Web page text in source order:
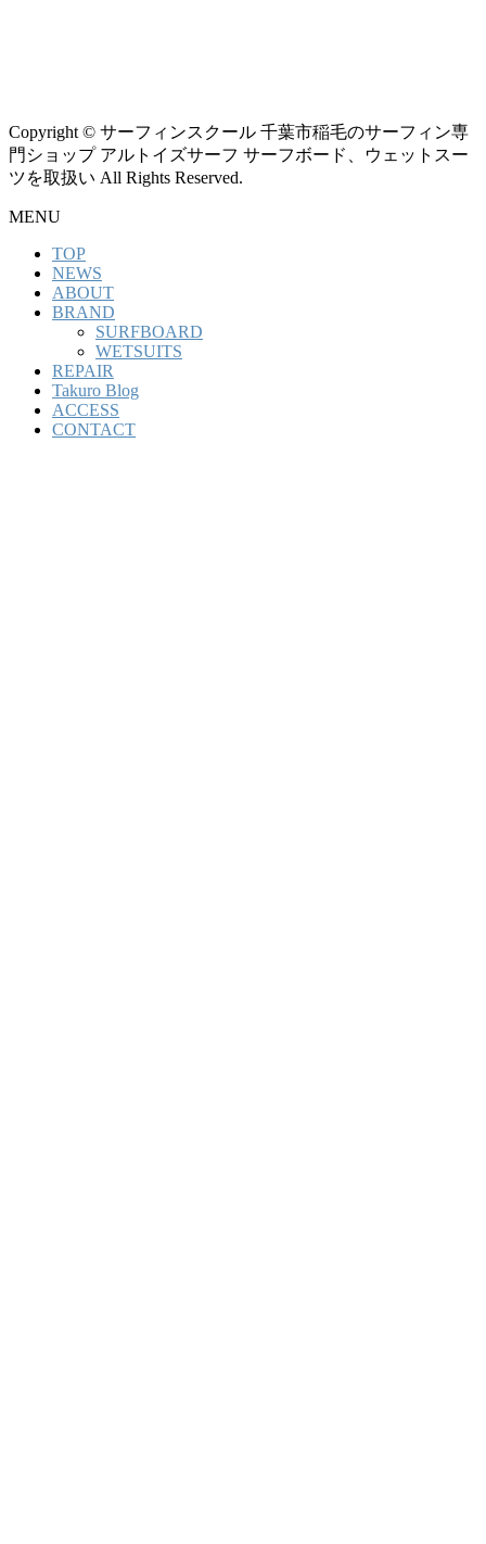
Copyright © サーフィンスクール 千葉市稲毛のサーフィン専
門ショップ アルトイズサーフ サーフボード、ウェットスー
ツを取扱い All Rights Reserved.
MENU
TOP
NEWS
ABOUT
BRAND
SURFBOARD
WETSUITS
REPAIR
Takuro Blog
ACCESS
CONTACT